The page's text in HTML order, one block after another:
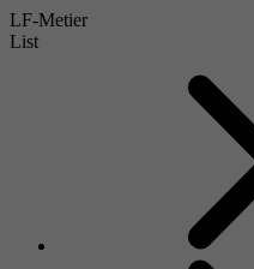
LF-Metier
List